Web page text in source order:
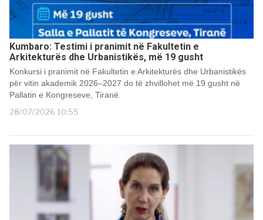
Kumbaro: Testimi i pranimit në Fakultetin e
Arkitekturës dhe Urbanistikës, më 19 gusht
Konkursi i pranimit në Fakultetin e Arkitekturës dhe Urbanistikës
për vitin akademik 2026–2027 do të zhvillohet më 19 gusht në
Pallatin e Kongreseve, Tiranë.
28/07/2026 10:55